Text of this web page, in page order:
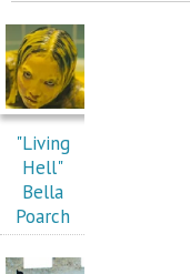
"Living
Hell"
Bella
Poarch